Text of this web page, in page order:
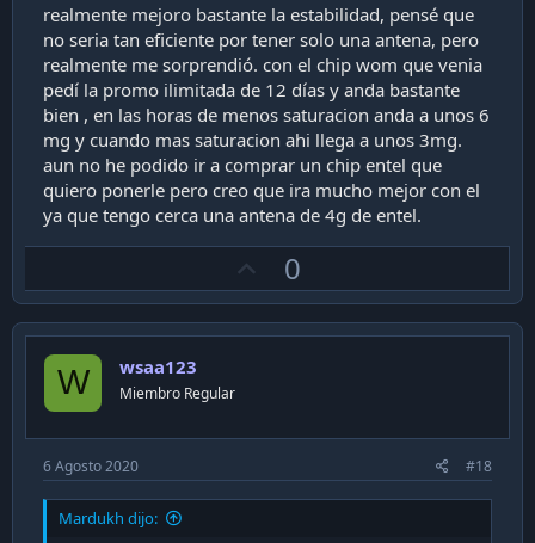
realmente mejoro bastante la estabilidad, pensé que
no seria tan eficiente por tener solo una antena, pero
realmente me sorprendió. con el chip wom que venia
pedí la promo ilimitada de 12 días y anda bastante
bien , en las horas de menos saturacion anda a unos 6
mg y cuando mas saturacion ahi llega a unos 3mg.
aun no he podido ir a comprar un chip entel que
quiero ponerle pero creo que ira mucho mejor con el
ya que tengo cerca una antena de 4g de entel.
p
v
0
W wsaa123
Miembro Regular
6 Agosto 2020 #18
Mardukh dijo: